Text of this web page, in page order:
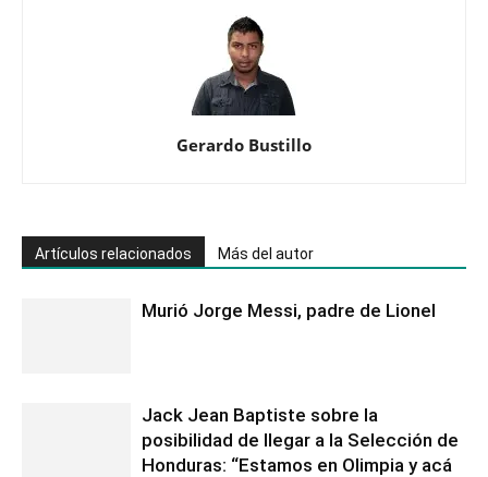
Gerardo Bustillo
Artículos relacionados Más del autor
Murió Jorge Messi, padre de Lionel
Jack Jean Baptiste sobre la
posibilidad de llegar a la Selección de
Honduras: “Estamos en Olimpia y acá